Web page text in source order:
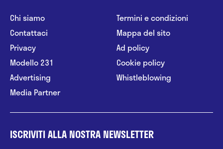
Chi siamo
Contattaci
Privacy
Modello 231
Advertising
Media Partner
Termini e condizioni
Mappa del sito
Ad policy
Cookie policy
Whistleblowing
ISCRIVITI ALLA NOSTRA NEWSLETTER